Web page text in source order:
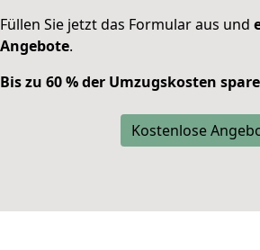
Füllen Sie jetzt das Formular aus und
Angebote.
Bis zu 60 % der Umzugskosten
Kostenlose